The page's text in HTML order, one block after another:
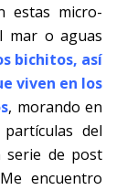
estas micro-
mar o aguas
bichitos, así
viven en los
, morando en
del
serie de post
encuentro